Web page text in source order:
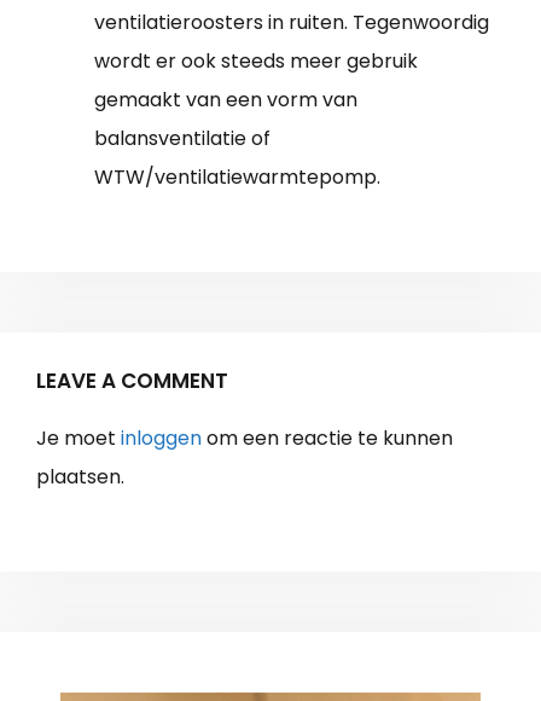
ventilatieroosters in ruiten. Tegenwoordig
wordt er ook steeds meer gebruik
gemaakt van een vorm van
balansventilatie of
WTW/ventilatiewarmtepomp.
LEAVE A COMMENT
Je moet inloggenom een reactie te kunnen
plaatsen.